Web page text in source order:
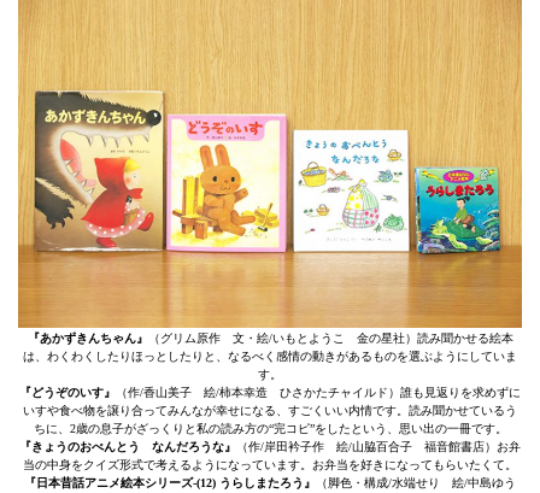
『あかずきんちゃん』
（グリム原作 文・絵/いもとようこ 金の星社）読み聞かせる絵本
は、わくわくしたりほっとしたりと、なるべく感情の動きがあるものを選ぶようにしていま
す。
『どうぞのいす』
（作/香山美子 絵/柿本幸造 ひさかたチャイルド）誰も見返りを求めずに
いすや食べ物を譲り合ってみんなが幸せになる、すごくいい内情です。読み聞かせているう
ちに、2歳の息子がざっくりと私の読み方の“完コピ”をしたという、思い出の一冊です。
『きょうのおべんとう なんだろうな』
（作/岸田衿子作 絵/山脇百合子 福音館書店）お弁
当の中身をクイズ形式で考えるようになっています。お弁当を好きになってもらいたくて。
『日本昔話アニメ絵本シリーズ-(12) うらしまたろう』
（脚色・構成/水端せり 絵/中島ゆう